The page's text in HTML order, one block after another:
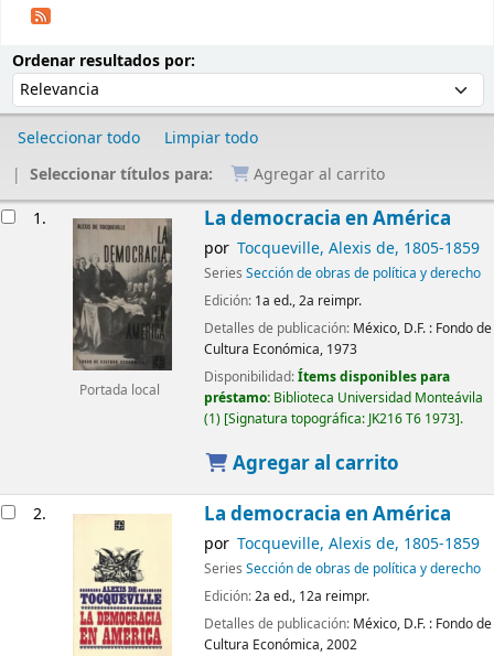
Ordenar resultados por:
Seleccionar todo
Limpiar todo
Seleccionar títulos para:
Agregar al carrito
1.
Portada local
La democracia en América
por Tocqueville, Alexis de, 1805-1859
Series Sección de obras de política y derecho
Edición: 1a ed., 2a reimpr.
Detalles de publicación: México, D.F. : Fondo de
Cultura Económica, 1973
Disponibilidad:Ítems disponibles para
préstamo: Biblioteca Universidad Monteávila
(1) Signatura topográfica: JK216 T6 1973 .
Agregar al carrito
2. La democracia en América
por Tocqueville, Alexis de, 1805-1859
Series Sección de obras de política y derecho
Edición:2a ed., 12a reimpr.
Detalles de publicación: México, D.F. : Fondo de
Cultura Económica,2002